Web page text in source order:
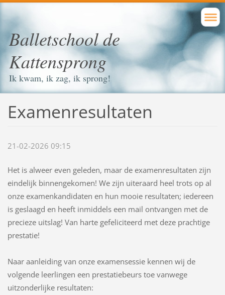
Balletschool de
Kattensprong
Ik kwam, ik zag, ik sprong!
Examenresultaten
21-02-2026 09:15
Het is alweer even geleden, maar de examenresultaten zijn
eindelijk binnengekomen! We zijn uiteraard heel trots op al
onze examenkandidaten en hun mooie resultaten; iedereen
is geslaagd en heeft inmiddels een mail ontvangen met de
precieze uitslag! Van harte gefeliciteerd met deze prachtige
prestatie!
Naar aanleiding van onze examensessie kennen wij de
volgende leerlingen een prestatiebeurs toe vanwege
uitzonderlijke resultaten: